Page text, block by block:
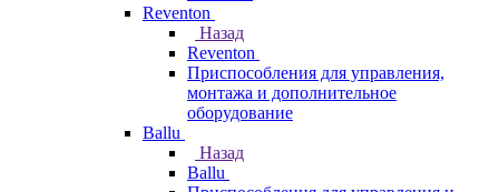
Reventon
Назад
Reventon
Приспособления для управления,
монтажа и дополнительное
оборудование
Ballu
Назад
Ballu